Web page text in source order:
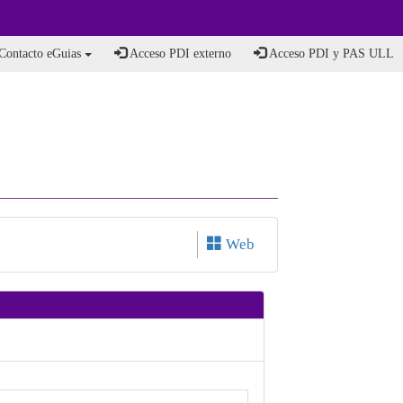
eGuias Acceso PDI externo Acceso PDI y PAS ULL
Web